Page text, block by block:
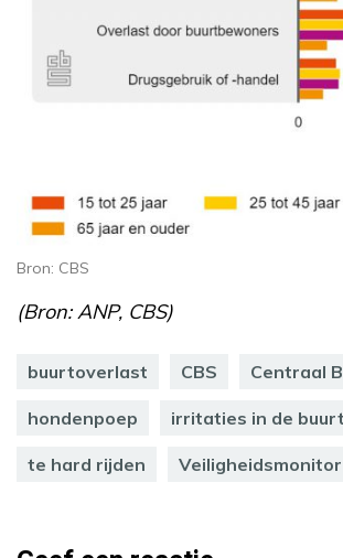
Bron: CBS
(Bron: ANP, CBS)
buurtoverlast CBS Centraal
hondenpoep irritaties in de buurt
te hard rijden Veiligheidsmonitor